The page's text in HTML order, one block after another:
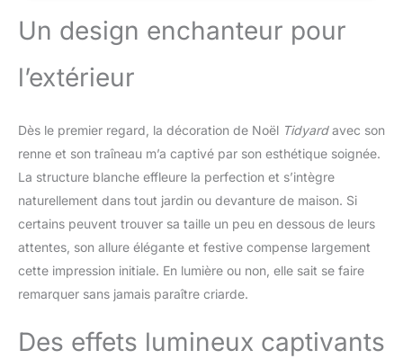
Un design enchanteur pour
l’extérieur
Dès le premier regard, la décoration de Noël Tidyardavec son
renne et son traîneau m’a captivé par son esthétique soignée.
La structure blanche effleure la perfection et s’intègre
naturellement dans tout jardin ou devanture de maison. Si
certains peuvent trouver sa taille un peu en dessous de leurs
attentes, son allure élégante et festive compense largement
cette impression initiale. En lumière ou non, elle sait se faire
remarquer sans jamais paraître criarde.
Des effets lumineux captivants